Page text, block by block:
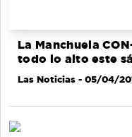
La Manchuela
todo lo alto este
Las Noticias - 05/04/